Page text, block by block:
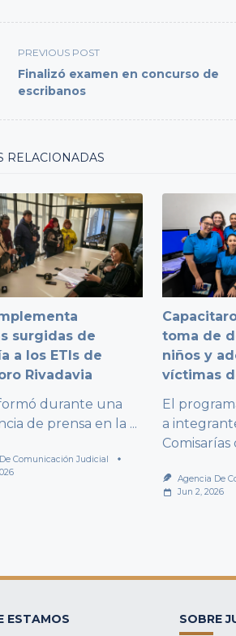
PREVIOUS POST
Finalizó examen en concurso de
escribanos
RELACIONADAS
surgidas de
a los ETIs de
Rivadavia
durante una
de prensa en la ...
Comunicación Judicial
toma de
niños y
víctimas
El
a
Comisarías
Agencia De
Jun 2, 2026
ESTAMOS SOBRE